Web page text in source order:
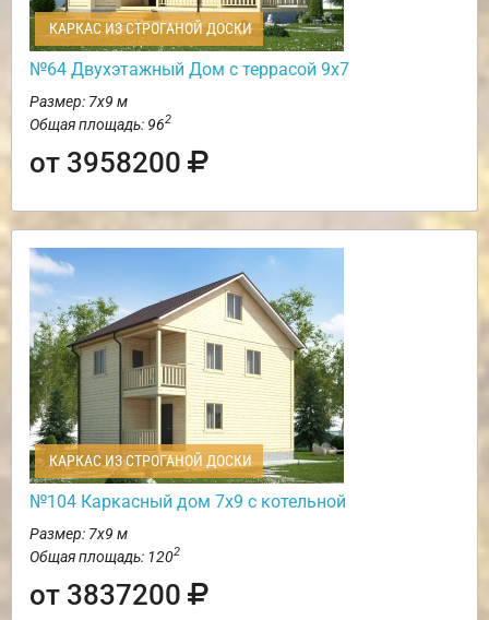
КАРКАС ИЗ СТРОГАНОЙ ДОСКИ
№64 Двухэтажный Дом с террасой 9х7
Размер: 7х9 м
Общая площадь: 962
от 3958200
КАРКАС ИЗ СТРОГАНОЙ ДОСКИ
№104 Каркасный дом 7х9 с котельной
Размер: 7х9 м
Общая площадь: 1202
от 3837200